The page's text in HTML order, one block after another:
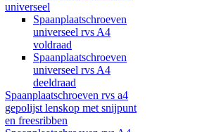
universeel
Spaanplaatschroeven
universeel rvs A4
voldraad
Spaanplaatschroeven
universeel rvs A4
deeldraad
Spaanplaatschroeven rvs a4
gepolijst lenskop met snijpunt
en freesribben